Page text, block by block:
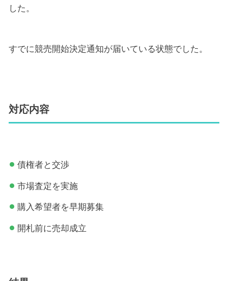
した。
すでに競売開始決定通知が届いている状態でした。
対応内容
債権者と交渉
市場査定を実施
購入希望者を早期募集
開札前に売却成立